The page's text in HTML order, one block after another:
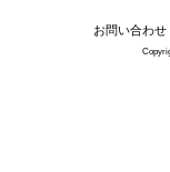
お問い合わせ